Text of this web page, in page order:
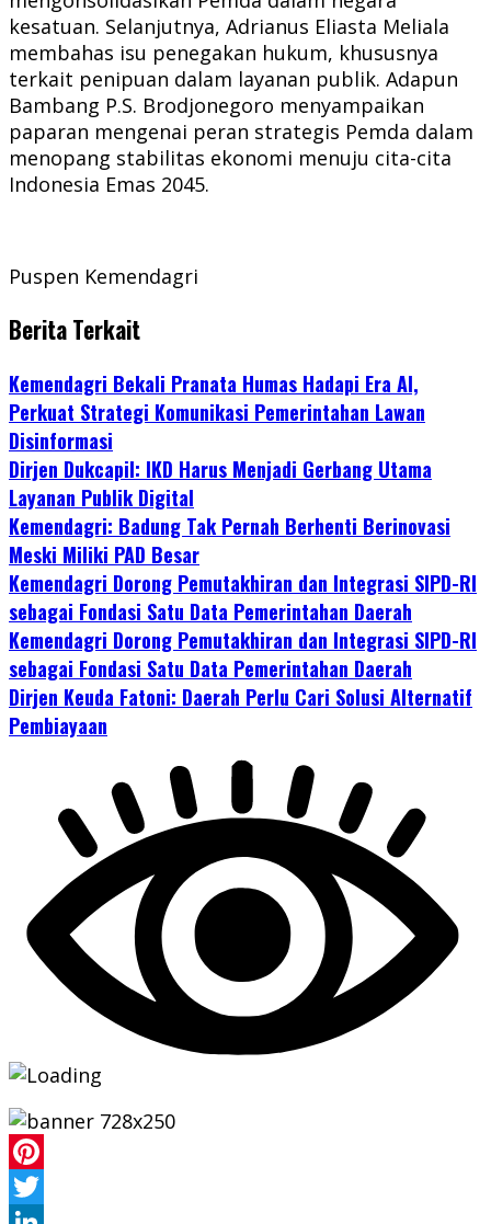
kesatuan. Selanjutnya, Adrianus Eliasta Meliala
membahas isu penegakan hukum, khususnya
terkait penipuan dalam layanan publik. Adapun
Bambang P.S. Brodjonegoro menyampaikan
paparan mengenai peran strategis Pemda dalam
menopang stabilitas ekonomi menuju cita-cita
Indonesia Emas 2045.
Puspen Kemendagri
Berita Terkait
Kemendagri Bekali Pranata Humas Hadapi Era AI,
Perkuat Strategi Komunikasi Pemerintahan Lawan
Disinformasi
Dirjen Dukcapil: IKD Harus Menjadi Gerbang Utama
Layanan Publik Digital
Kemendagri: Badung Tak Pernah Berhenti Berinovasi
Meski Miliki PAD Besar
Kemendagri Dorong Pemutakhiran dan Integrasi SIPD-RI
sebagai Fondasi Satu Data Pemerintahan Daerah
Kemendagri Dorong Pemutakhiran dan Integrasi SIPD-RI
sebagai Fondasi Satu Data Pemerintahan Daerah
Dirjen Keuda Fatoni: Daerah Perlu Cari Solusi Alternatif
Pembiayaan
Pinterest